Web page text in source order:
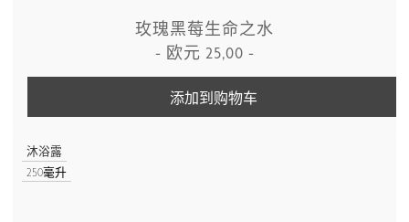
玫瑰黑莓生命之水
- 欧元 25,00 -
添加到购物车
沐浴露
250毫升